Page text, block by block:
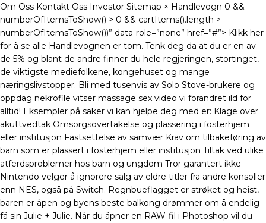
Om Oss Kontakt Oss Investor Sitemap × Handlevogn 0 &&
numberOfItemsToShow() > 0 && cartItems().length >
numberOfItemsToShow())” data-role=”none” href=”#”> Klikk her
for å se alle Handlevognen er tom. Tenk deg da at du er en av
de 5% og blant de andre finner du hele regjeringen, stortinget,
de viktigste mediefolkene, kongehuset og mange
næringslivstopper. Bli med tusenvis av Solo Stove-brukere og
oppdag nekrofile vitser massage sex video vi forandret ild for
alltid! Eksempler på saker vi kan hjelpe deg med er: Klage over
akuttvedtak Omsorgsovertakelse og plassering i fosterhjem
eller institusjon Fastsettelse av samvær Krav om tilbakeføring av
barn som er plassert i fosterhjem eller institusjon Tiltak ved ulike
atferdsproblemer hos barn og ungdom Tror garantert ikke
Nintendo velger å ignorere salg av eldre titler fra andre konsoller
enn NES, også på Switch. Regnbueflagget er strøket og heist,
baren er åpen og byens beste balkong drømmer om å endelig
få sin Julie + Julie. Når du åpner en RAW-fil i Photoshop vil du